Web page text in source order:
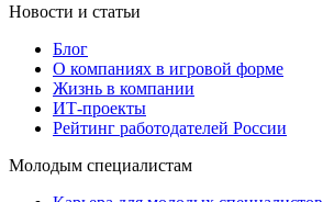
Новости и статьи
Блог
О компаниях в игровой форме
Жизнь в компании
ИТ-проекты
Рейтинг работодателей России
Молодым специалистам